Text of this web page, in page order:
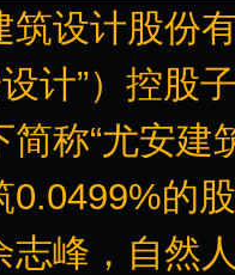
设计股份
设计”）控股
简称“尤安建
0.0499%的
志峰，自然